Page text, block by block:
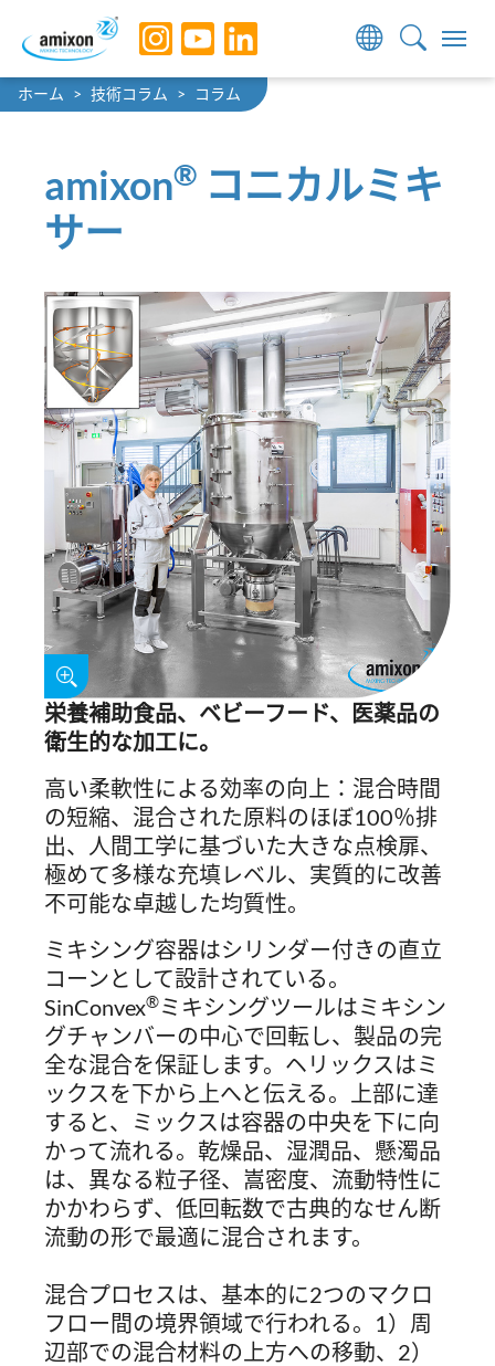
Skip to main navigation
Skip to main content
Skip to page footer
You are here:
ホーム 技術コラム コラム
amixon® コニカルミキ
サー
栄養補助食品、ベビーフード、医薬品の
衛生的な加工に。
高い柔軟性による効率の向上：混合時間
の短縮、混合された原料のほぼ100％排
出、人間工学に基づいた大きな点検扉、
極めて多様な充填レベル、実質的に改善
不可能な卓越した均質性。
ミキシング容器はシリンダー付きの直立
コーンとして設計されている。
SinConvex®ミキシングツールはミキシン
グチャンバーの中心で回転し、製品の完
全な混合を保証します。ヘリックスはミ
ックスを下から上へと伝える。上部に達
すると、ミックスは容器の中央を下に向
かって流れる。乾燥品、湿潤品、懸濁品
は、異なる粒子径、嵩密度、流動特性に
かかわらず、低回転数で古典的なせん断
流動の形で最適に混合されます。
混合プロセスは、基本的に2つのマクロ
フロー間の境界領域で行われる。1）周
辺部での混合材料の上方への移動、2）